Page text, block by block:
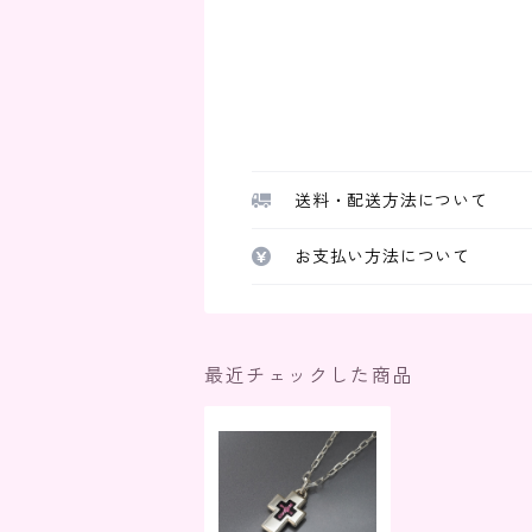
送料・配送方法について
お支払い方法について
最近チェックした商品